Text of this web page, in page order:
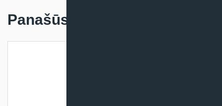
Panašūs produktai